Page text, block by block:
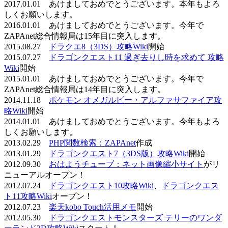
2017.01.01 あけましておめでとうございます。本年もよろ
しくお願いします。
2016.01.01 あけましておめでとうございます。今年で
ZAPAnet総合情報局は15年目に突入します。
2015.08.27
ドラクエ8（3DS）攻略Wiki開始
2015.07.27
ドラゴンクエスト11 過ぎ去りし時を求めて 攻略
Wiki開始
2015.01.01 あけましておめでとうございます。今年で
ZAPAnet総合情報局は14年目に突入します。
2014.11.18 ポケモン オメガルビー・アルファサファイア攻
略Wiki開始
2014.01.01 あけましておめでとうございます。今年もよろ
しくお願いします。
2013.02.29 PHP関数検索：ZAPAnet作成
2013.01.29
ドラゴンクエスト7（3DS版）攻略Wiki開始
2012.09.30 おはようチューブ：ネット画像縮小サイト がリ
ニューアルオープン！
2012.07.24
ドラゴンクエスト10攻略Wiki
ドラゴンクエス
ト11攻略Wikiオープン！
2012.07.23 楽天kobo Touch活用メモ開始
2012.05.30
ドラゴンクエストモンスターズ テリーのワンダ